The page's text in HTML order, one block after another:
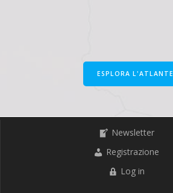
ESPLORA L'ATLANTE
Newsletter
Registrazione
Log in